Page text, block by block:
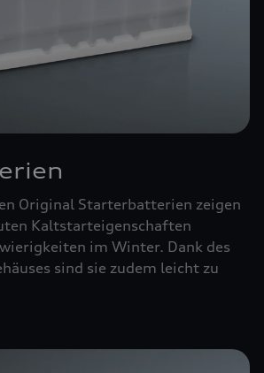
Original Starterbatterien zeigen
Kaltstarteigenschaften
im Winter. Dank des
sind sie zudem leicht zu